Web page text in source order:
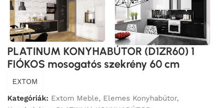
PLATINUM KONYHABÚTOR (D1ZR60) 1
FIÓKOS mosogatós szekrény 60 cm
EXTOM
Kategóriák: Extom Meble, Elemes Konyhabútor,